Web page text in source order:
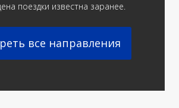
поездки известна заранее.
все направления